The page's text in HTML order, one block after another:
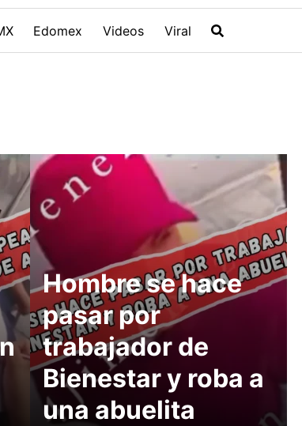
Edomex Videos Viral
Hombre se hace
pasar por
trabajador de
Bienestar y roba a
una abuelita